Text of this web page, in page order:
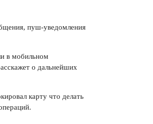
пуш-уведомления
в мобильном
о дальнейших
карту что делать